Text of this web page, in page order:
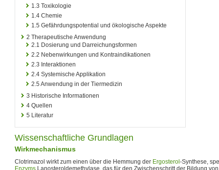
1.3 Toxikologie
1.4 Chemie
1.5 Gefährdungspotential und ökologische Aspekte
2 Therapeutische Anwendung
2.1 Dosierung und Darreichungsformen
2.2 Nebenwirkungen und Kontraindikationen
2.3 Interaktionen
2.4 Systemische Applikation
2.5 Anwendung in der Tiermedizin
3 Historische Informationen
4 Quellen
5 Literatur
Wissenschaftliche Grundlagen
Wirkmechanismus
Clotrimazol wirkt zum einen über die Hemmung der Ergosterol -Synthese,
Enzyms Lanosteroldemethylase, das für den Zwischenschritt der Bildung